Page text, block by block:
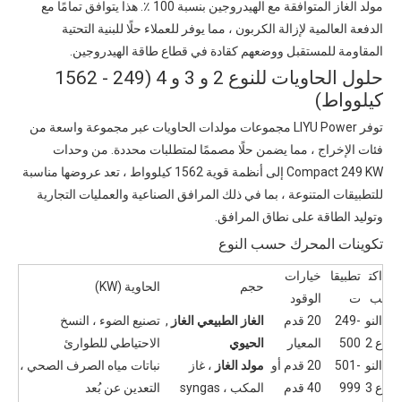
مولد الغاز المتوافقة مع الهيدروجين بنسبة 100 ٪. هذا يتوافق تمامًا مع
الدفعة العالمية لإزالة الكربون ، مما يوفر للعملاء حلًا للبنية التحتية
المقاومة للمستقبل ووضعهم كقادة في قطاع طاقة الهيدروجين.
حلول الحاويات للنوع 2 و 3 و 4 (249 - 1562
كيلوواط)
توفر LIYU Power مجموعات مولدات الحاويات عبر مجموعة واسعة من
فئات الإخراج ، مما يضمن حلًا مصممًا لمتطلبات محددة. من وحدات
Compact 249 KW إلى أنظمة قوية 1562 كيلوواط ، تعد عروضها مناسبة
للتطبيقات المتنوعة ، بما في ذلك المرافق الصناعية والعمليات التجارية
وتوليد الطاقة على نطاق المرافق.
تكوينات المحرك حسب النوع
اكت
ب
تطبيقا
ت
خيارات
الوقود
حجم الحاوية (KW)
النو
ع 2
249-
500
20 قدم
المعيار
الغاز الطبيعي الغاز ,
الحيوي
تصنيع الضوء ، النسخ
الاحتياطي للطوارئ
النو
ع 3
501-
999
20 قدم أو
40 قدم
مولد الغاز ، غاز
المكب ، syngas
نباتات مياه الصرف الصحي ،
التعدين عن بُعد